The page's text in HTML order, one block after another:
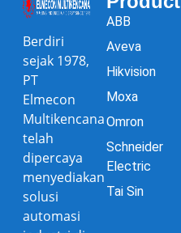
Berdiri
sejak 1978,
PT
Elmecon
Multikencana
telah
dipercaya
menyediakan
solusi
automasi
ABB
Aveva
Hikvision
Moxa
Omron
Schneider
Electric
Tai Sin